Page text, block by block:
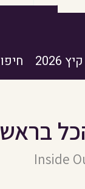
קיץ 2026
בראש 2
Inside